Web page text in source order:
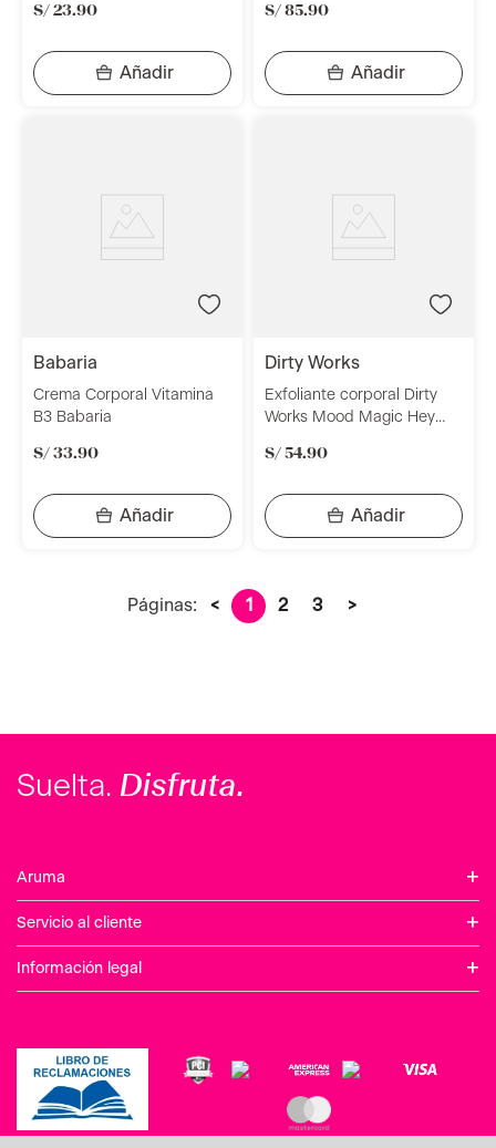
S/ 23.90
S/ 85.90
babaria
Crema Corporal Vitamina
B3 Babaria
S/ 33.90
dirty works
Exfoliante corporal Dirty
Works Mood Magic Hey
S/ 54.90
Páginas: < 1 2 3 >
Suelta. Disfruta.
Aruma +
Servicio al cliente +
Información legal +